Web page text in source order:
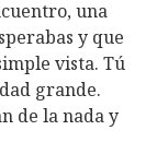
una
y que
vista. Tú
grande.
de la nada y